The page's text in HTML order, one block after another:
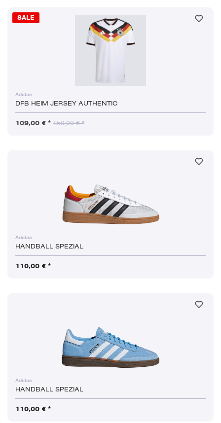
SALE
Adidas
DFB HEIM JERSEY AUTHENTIC
109,00 € * 150,00 € *
Adidas
HANDBALL SPEZIAL
110,00 € *
Adidas
HANDBALL SPEZIAL
110,00 € *